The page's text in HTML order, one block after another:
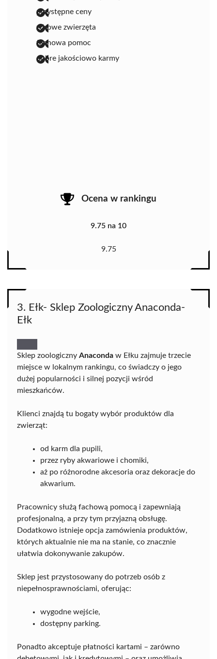
przystępne ceny
zdrowe zwierzęta
fachowa pomoc
dobre jakościowo karmy
Ocena w rankingu
9.75 na 10
9.75
3. Ełk- Sklep Zoologiczny Anaconda-
Ełk
Sklep zoologiczny Anaconda w Ełku zajmuje trzecie
miejsce w lokalnym rankingu, co świadczy o jego
dużej popularności i silnej pozycji wśród
mieszkańców.
Klienci znajdą tu bogaty wybór produktów dla
zwierząt:
od karm dla pupili,
przez ryby akwariowe i chomiki,
aż po różnorodne akcesoria oraz dekoracje do
akwarium.
Pracownicy służą fachową pomocą i zapewniają
profesjonalną, a przy tym przyjazną obsługę.
Dodatkowo istnieje opcja zamówienia produktów,
których aktualnie nie ma na stanie, co znacznie
ułatwia dokonywanie zakupów.
Sklep jest przystosowany do potrzeb osób z
niepełnosprawnościami, oferując:
wygodne wejście,
dostępny parking.
Ponadto akceptuje płatności kartami – zarówno